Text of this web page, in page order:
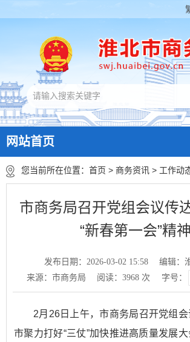
网站首页
您当前所在位置： 首页 > 商务资讯 > 工作动
市商务局召开党组会议传
“新春第一会”精神
发布日期：2026-03-02 15:58
编辑：
来源：市商务局
阅读： 3968次 字号：
2月26日上午，市商务局召开党组
市聚力打好“三仗”加快推进高质量发展